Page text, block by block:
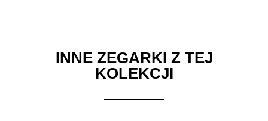
INNE ZEGARKI Z TEJ
KOLEKCJI